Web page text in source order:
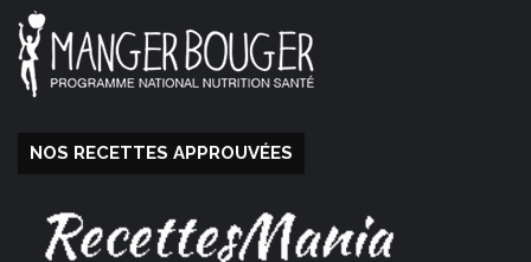
NOS RECETTES APPROUVÉES